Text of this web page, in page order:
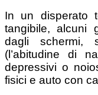
In un disperato
tangibile, alcuni
dagli schermi,
(l’abitudine di
depressivi o
fisici e auto con